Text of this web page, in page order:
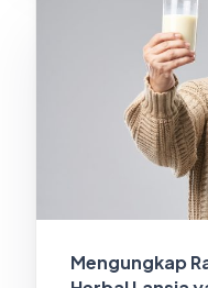
Mengungkap